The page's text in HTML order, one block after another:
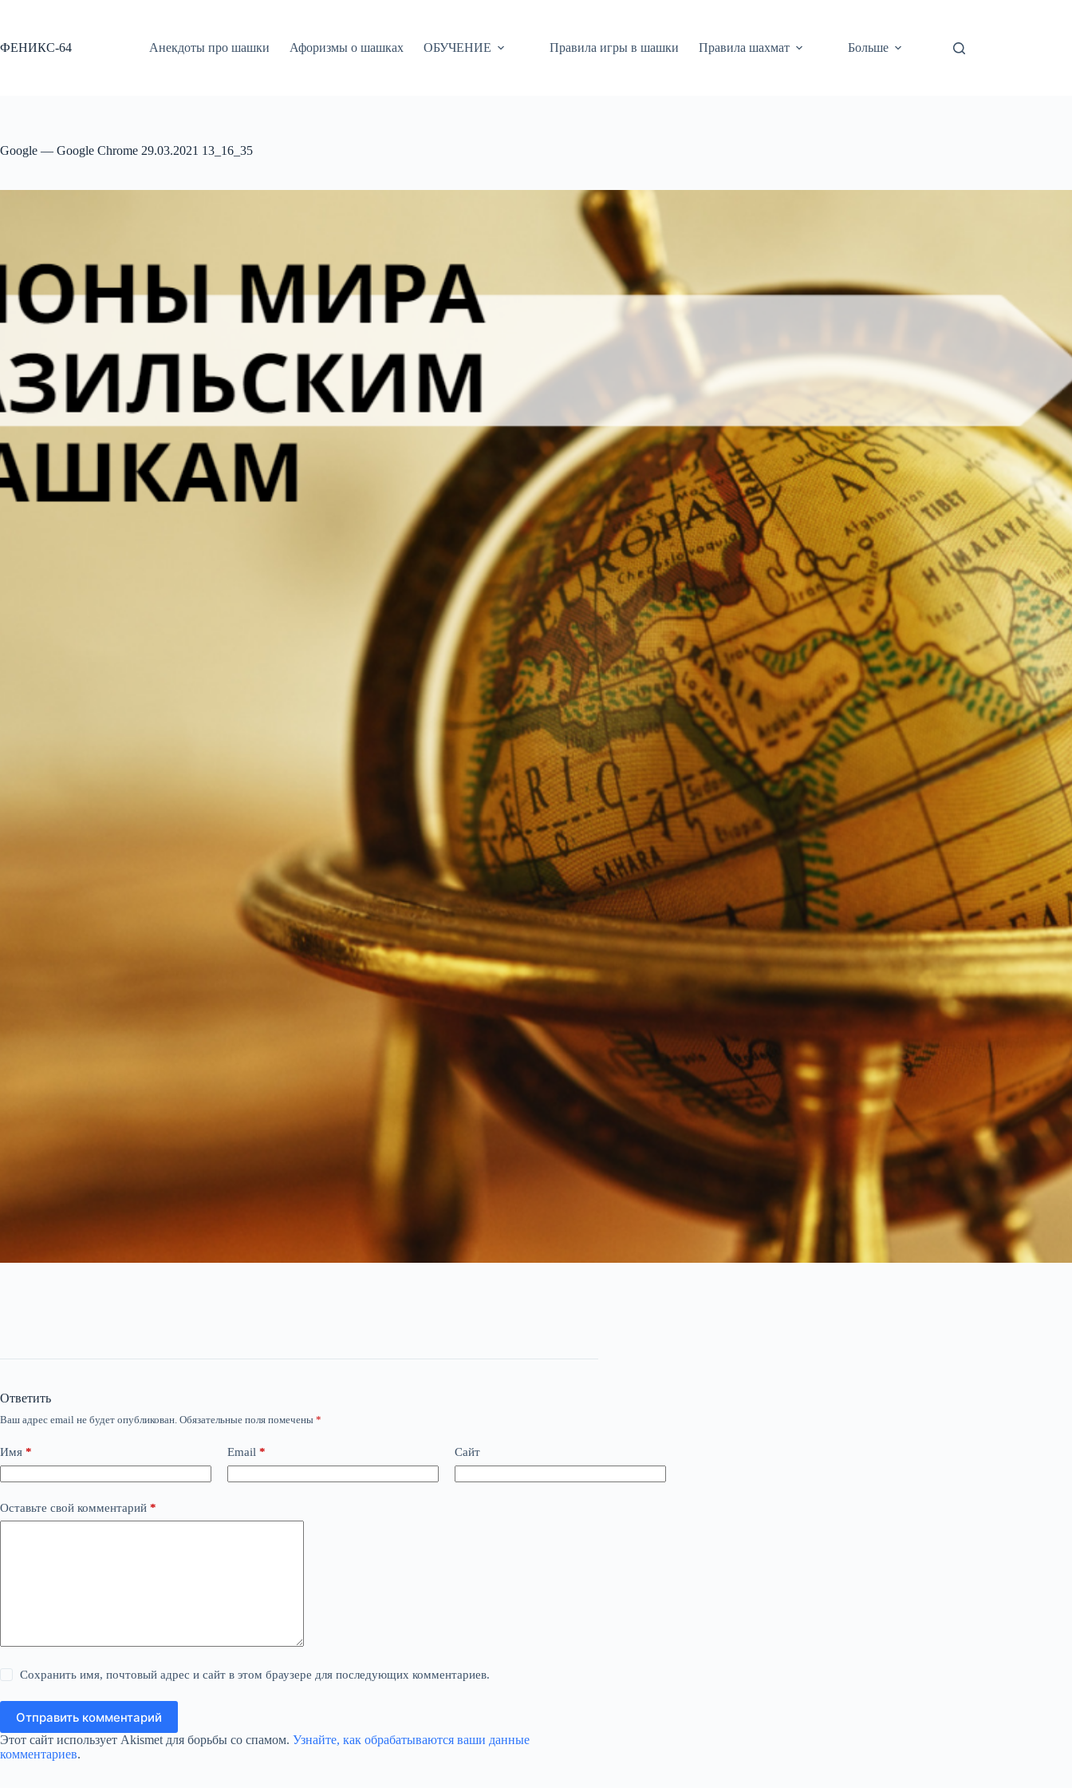
ФЕНИКС-64
Анекдоты про шашки Афоризмы о шашках ОБУЧЕНИЕ Правила игры в шашки Правила шахмат Больше
Google — Google Chrome 29.03.2021 13_16_35
Ответить
Ваш адрес email не будет опубликован. Обязательные поля помечены *
Имя * Email * Сайт
Оставьте свой комментарий *
Сохранить имя, почтовый адрес и сайт в этом браузере для последующих комментариев.
Отправить комментарий
Этот сайт использует Akismet для борьбы со спамом. Узнайте, как обрабатываются ваши данные
комментариев.